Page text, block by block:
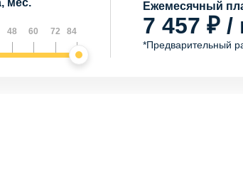
48 60 72 84
Ежемесячный
7 457 ₽ /
*Предварительный